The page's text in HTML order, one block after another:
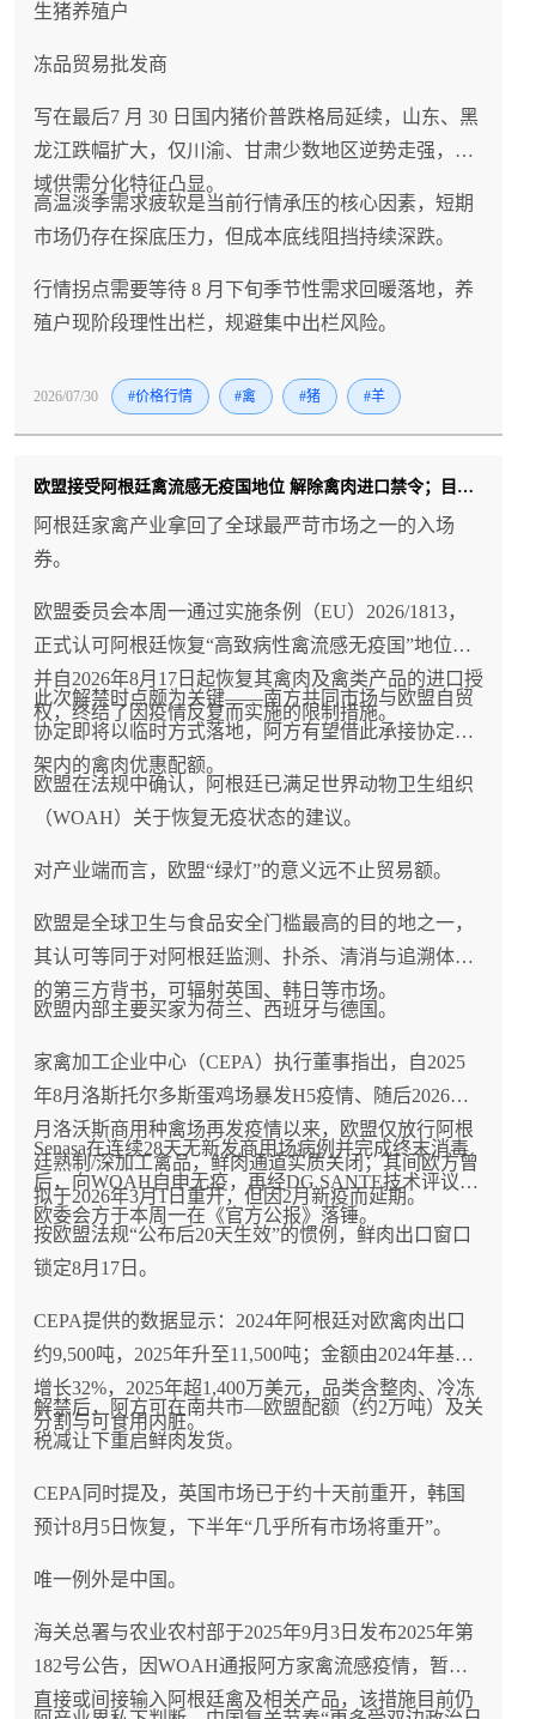
生猪养殖户
冻品贸易批发商
写在最后7 月 30 日国内猪价普跌格局延续，山东、黑
龙江跌幅扩大，仅川渝、甘肃少数地区逆势走强，区
域供需分化特征凸显。
高温淡季需求疲软是当前行情承压的核心因素，短期
市场仍存在探底压力，但成本底线阻挡持续深跌。
行情拐点需要等待 8 月下旬季节性需求回暖落地，养
殖户现阶段理性出栏，规避集中出栏风险。
2026/07/30 #价格行情 #禽 #猪 #羊
欧盟接受阿根廷禽流感无疫国地位 解除禽肉进口禁令；目前仅中国仍维持暂停
阿根廷家禽产业拿回了全球最严苛市场之一的入场
券。
欧盟委员会本周一通过实施条例（EU）2026/1813，
正式认可阿根廷恢复“高致病性禽流感无疫国”地位，
并自2026年8月17日起恢复其禽肉及禽类产品的进口授
权，终结了因疫情反复而实施的限制措施。
此次解禁时点颇为关键——南方共同市场与欧盟自贸
协定即将以临时方式落地，阿方有望借此承接协定框
架内的禽肉优惠配额。
欧盟在法规中确认，阿根廷已满足世界动物卫生组织
（WOAH）关于恢复无疫状态的建议。
对产业端而言，欧盟“绿灯”的意义远不止贸易额。
欧盟是全球卫生与食品安全门槛最高的目的地之一，
其认可等同于对阿根廷监测、扑杀、清消与追溯体系
的第三方背书，可辐射英国、韩日等市场。
欧盟内部主要买家为荷兰、西班牙与德国。
家禽加工企业中心（CEPA）执行董事指出，自2025
年8月洛斯托尔多斯蛋鸡场暴发H5疫情、随后2026年2
月洛沃斯商用种禽场再发疫情以来，欧盟仅放行阿根
廷熟制/深加工禽品，鲜肉通道实质关闭；其间欧方曾
拟于2026年3月1日重开，但因2月新疫而延期。
Senasa在连续28天无新发商用场病例并完成终末消毒
后，向WOAH自申无疫，再经DG SANTE技术评议，
欧委会方于本周一在《官方公报》落锤。
按欧盟法规“公布后20天生效”的惯例，鲜肉出口窗口
锁定8月17日。
CEPA提供的数据显示：2024年阿根廷对欧禽肉出口
约9,500吨，2025年升至11,500吨；金额由2024年基准
增长32%，2025年超1,400万美元，品类含整肉、冷冻
分割与可食用内脏。
解禁后，阿方可在南共市—欧盟配额（约2万吨）及关
税减让下重启鲜肉发货。
CEPA同时提及，英国市场已于约十天前重开，韩国
预计8月5日恢复，下半年“几乎所有市场将重开”。
唯一例外是中国。
海关总署与农业农村部于2025年9月3日发布2025年第
182号公告，因WOAH通报阿方家禽流感疫情，暂停
直接或间接输入阿根廷禽及相关产品，该措施目前仍